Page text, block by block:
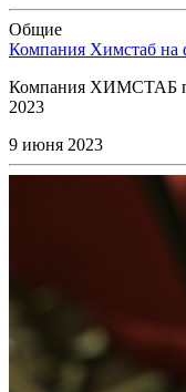
Общие
Компания Химстаб на
Компания ХИМСТАБ
2023
9 июня 2023